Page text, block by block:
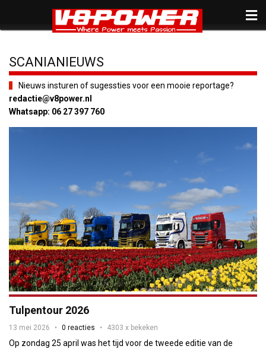
SCANIANIEUWS
Nieuws insturen of sugessties voor een mooie reportage?
redactie@v8power.nl
Whatsapp: 06 27 397 760
Tulpentour 2026
13 mei 2026 0 reacties 4303 x bekeken
Op zondag 25 april was het tijd voor de tweede editie van de